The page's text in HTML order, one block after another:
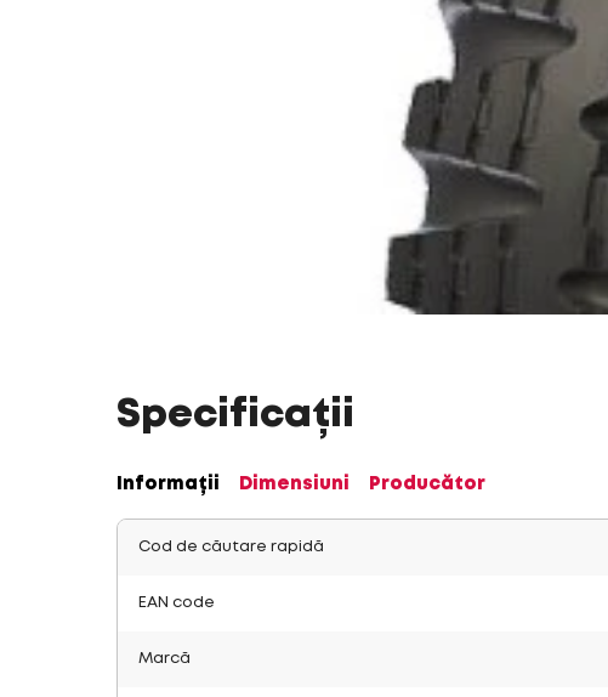
Specificații
Informații Dimensiuni Producător
Cod de căutare rapidă
EAN code
Marcă